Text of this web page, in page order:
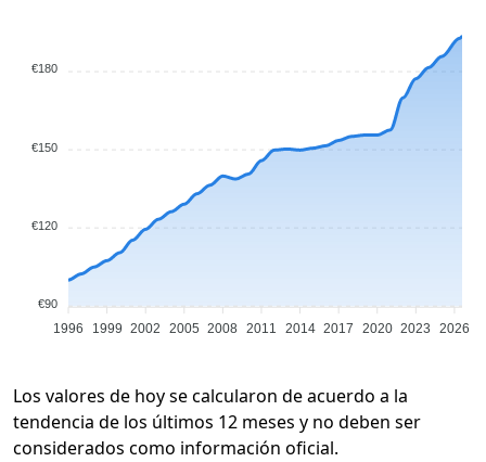
€180
€150
€120
€90
1996 1999 2002 2005 2008 2011 2014 2017 2020 2023 2026
Los valores de hoy se calcularon de acuerdo a la
tendencia de los últimos 12 meses y no deben ser
considerados como información oficial.